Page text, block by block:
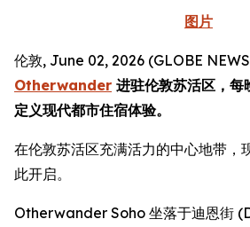
图片
伦敦, June 02, 2026 (GLOBE
Otherwander 进驻伦敦苏活区，
定义现代都市住宿体验。
在伦敦苏活区充满活力的中心地带，
此开启。
Otherwander Soho 坐落于迪恩街